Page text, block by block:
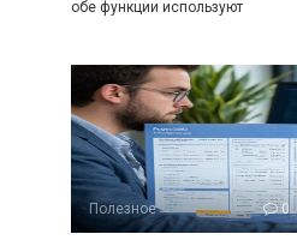
обе функции используют
Полезное 0